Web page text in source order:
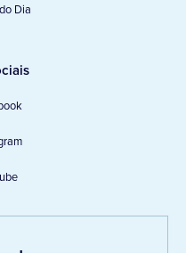
Dia